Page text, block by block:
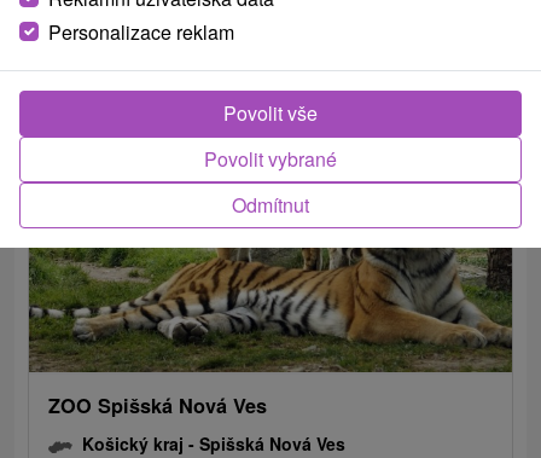
Spišská Nová Ves(3) Košice - Sever
ZOO Spišská Nová Ves
Košický kraj -Spišská Nová Ves
Personalizace reklam
Odmítnut
Povolit vybrané
Povolit vše